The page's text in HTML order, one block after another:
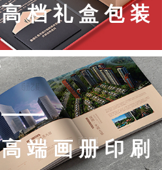
高档礼盒包装
高端画册印刷